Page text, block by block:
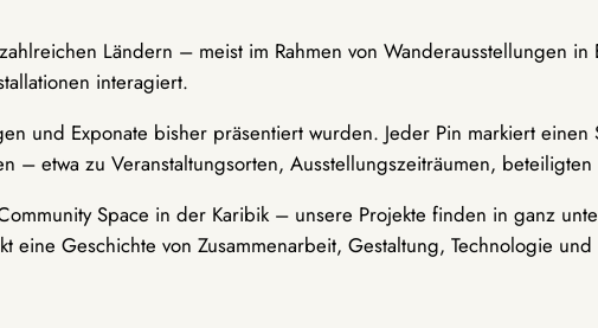
Ländern – meist im Rahmen von Wanderausstellungen
interagiert.
und Exponate bisher präsentiert wurden. Jeder Pin markiert
– etwa zu Veranstaltungsorten, Ausstellungszeiträumen,
Space in der Karibik – unsere Projekte finden in ganz
eine Geschichte von Zusammenarbeit, Gestaltung, Technologie